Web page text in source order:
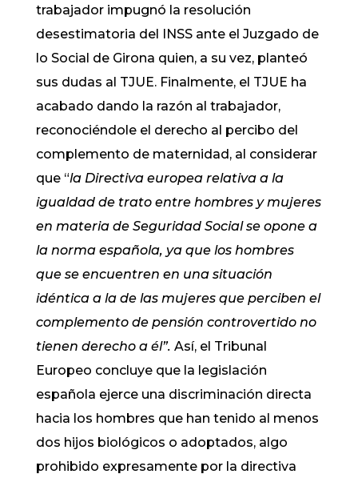
trabajador impugnó la resolución
desestimatoria del INSS ante el Juzgado de
lo Social de Girona quien, a su vez, planteó
sus dudas al TJUE. Finalmente, el TJUE ha
acabado dando la razón al trabajador,
reconociéndole el derecho al percibo del
complemento de maternidad, al considerar
que “la Directiva europea relativa a la
igualdad de trato entre hombres y mujeres
en materia de Seguridad Social se opone a
la norma española, ya que los hombres
que se encuentren en una situación
idéntica a la de las mujeres que perciben el
complemento de pensión controvertido no
tienen derecho a él”. Así, el Tribunal
Europeo concluye que la legislación
española ejerce una discriminación directa
hacia los hombres que han tenido al menos
dos hijos biológicos o adoptados, algo
prohibido expresamente por la directiva